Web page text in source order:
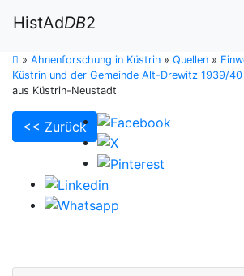
HistAdDB2
» Ahnenforschung in Küstrin » Quellen »
Küstrin und der Gemeinde Alt-Drewitz 1939/40
aus Küstrin-Neustadt
<< Zurück